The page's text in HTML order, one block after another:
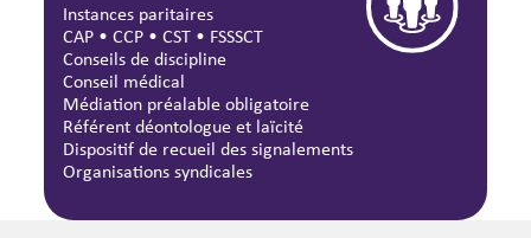
Instances paritaires
CAP •CCP •CST • FSSSCT
Conseils de discipline
Conseil médical
Médiation préalable obligatoire
Référent déontologue et laïcité
Dispositif de recueil des signalements
Organisations syndicales